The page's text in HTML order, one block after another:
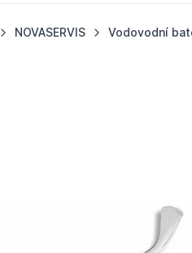
NOVASERVIS Vodovodní